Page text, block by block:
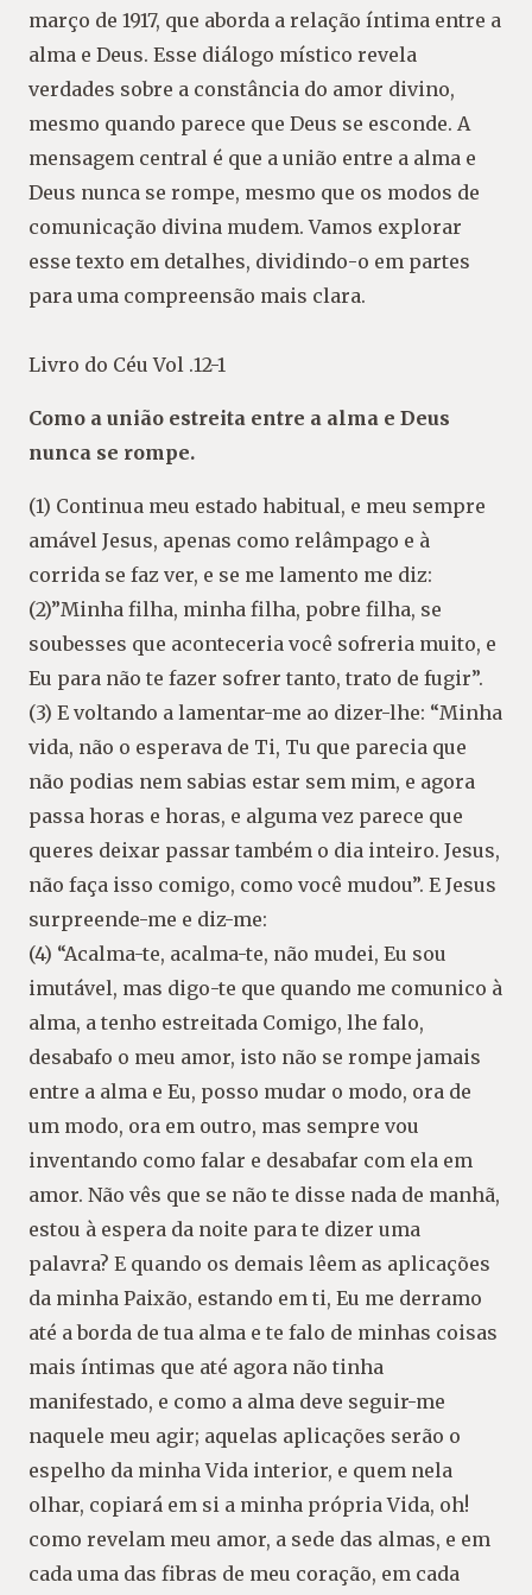
março de 1917, que aborda a relação íntima entre a
alma e Deus. Esse diálogo místico revela
verdades sobre a constância do amor divino,
mesmo quando parece que Deus se esconde. A
mensagem central é que a união entre a alma e
Deus nunca se rompe, mesmo que os modos de
comunicação divina mudem. Vamos explorar
esse texto em detalhes, dividindo-o em partes
para uma compreensão mais clara.
Livro do Céu Vol .12-1
Como a união estreita entre a alma e Deus
nunca se rompe.
(1) Continua meu estado habitual, e meu sempre
amável Jesus, apenas como relâmpago e à
corrida se faz ver, e se me lamento me diz:
(2)”Minha filha, minha filha, pobre filha, se
soubesses que aconteceria você sofreria muito, e
Eu para não te fazer sofrer tanto, trato de fugir”.
(3) E voltando a lamentar-me ao dizer-lhe: “Minha
vida, não o esperava de Ti, Tu que parecia que
não podias nem sabias estar sem mim, e agora
passa horas e horas, e alguma vez parece que
queres deixar passar também o dia inteiro. Jesus,
não faça isso comigo, como você mudou”. E Jesus
surpreende-me e diz-me:
(4) “Acalma-te, acalma-te, não mudei, Eu sou
imutável, mas digo-te que quando me comunico à
alma, a tenho estreitada Comigo, lhe falo,
desabafo o meu amor, isto não se rompe jamais
entre a alma e Eu, posso mudar o modo, ora de
um modo, ora em outro, mas sempre vou
inventando como falar e desabafar com ela em
amor. Não vês que se não te disse nada de manhã,
estou à espera da noite para te dizer uma
palavra? E quando os demais lêem as aplicações
da minha Paixão, estando em ti, Eu me derramo
até a borda de tua alma e te falo de minhas coisas
mais íntimas que até agora não tinha
manifestado, e como a alma deve seguir-me
naquele meu agir; aquelas aplicações serão o
espelho da minha Vida interior, e quem nela
olhar, copiará em si a minha própria Vida, oh!
como revelam meu amor, a sede das almas, e em
cada uma das fibras de meu coração, em cada